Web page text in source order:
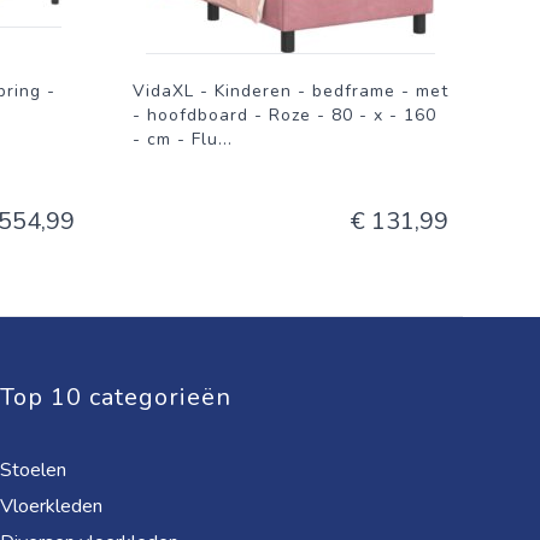
is
aan
-
VidaXL - Kinderen - bedframe - met
- hoofdboard - Roze - 80 - x - 160
- cm - Flu...
€ 131,99
Top 10 categorieën
Stoelen
Vloerkleden